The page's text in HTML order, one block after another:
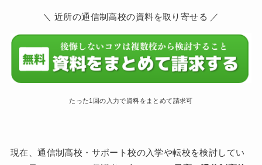
＼ 近所の通信制高校の資料を取り寄せる ／
たった1回の入力で資料をまとめて請求可
現在、通信制高校・サポート校の入学や転校を検討してい